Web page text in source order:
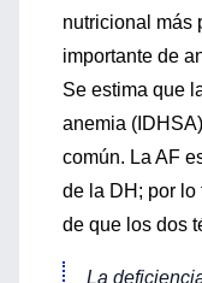
nutricional más
importante de
Se estima que
anemia
común. La AF
de la DH; por lo
de que los dos
La